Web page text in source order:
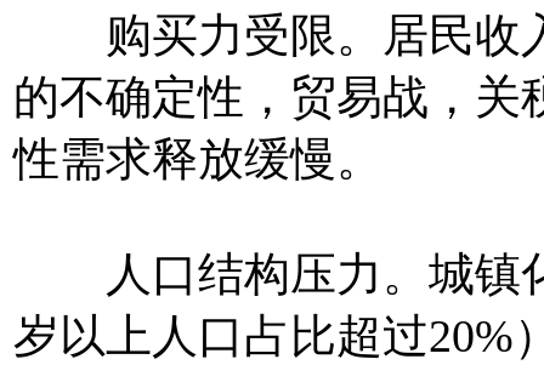
购买力受限。居民收
的不确定性，贸易战，关
性需求释放缓慢。
人口结构压力。城镇
岁以上人口占比超过20%